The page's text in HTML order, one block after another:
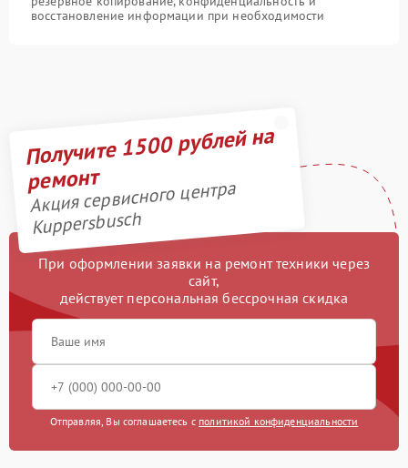
восстановление информации при необходимости
Получите 1500 рублей на
ремонт
Акция сервисного центра
Kuppersbusch
При оформлении заявки на ремонт техники через
сайт,
действует персональная бессрочная скидка
Отправляя, Вы соглашаетесь с политикой конфиденциальности